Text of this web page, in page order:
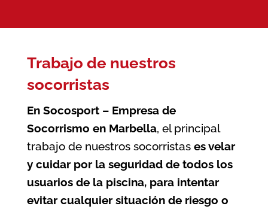
Trabajo de nuestros
socorristas
En Socosport – Empresa de
Socorrismo en Marbella, el principal
trabajo de nuestros socorristas es velar
y cuidar por la seguridad de todos los
usuarios de la piscina, para intentar
evitar cualquier situación de riesgo o